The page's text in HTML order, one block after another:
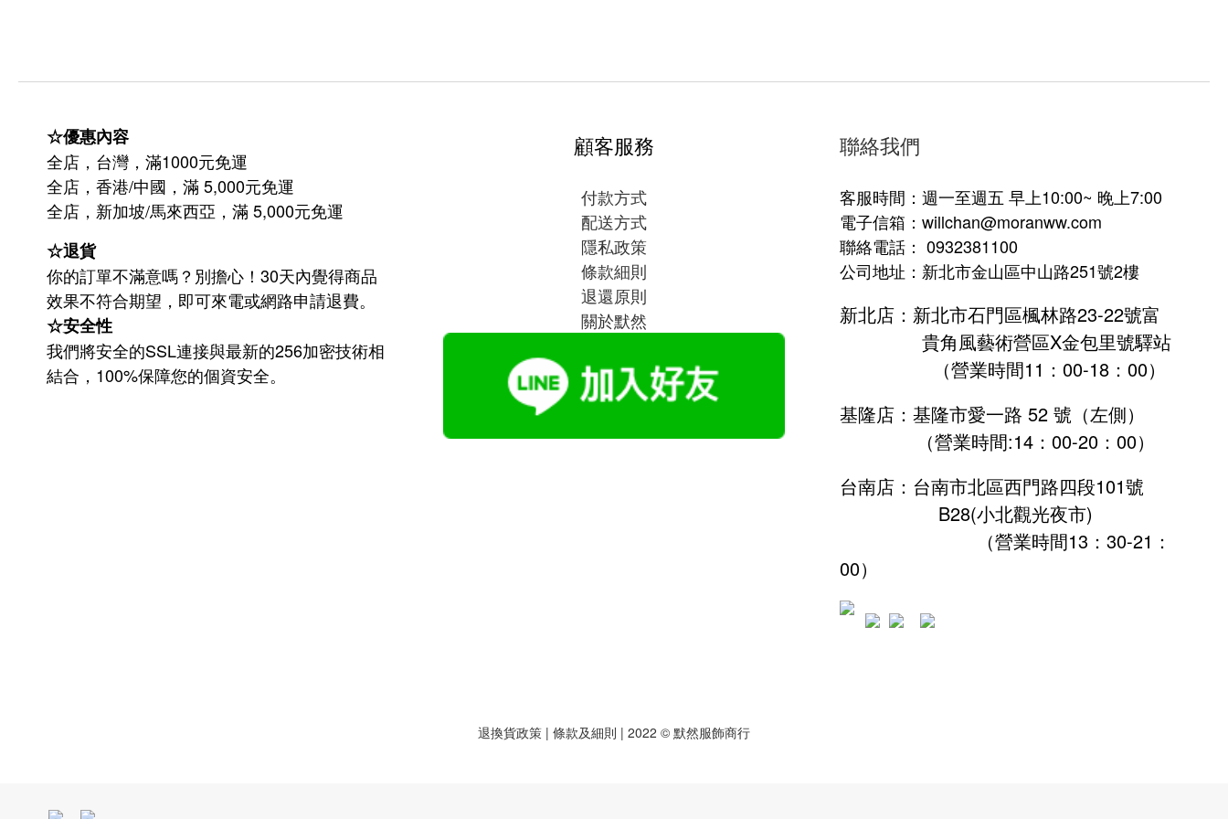
☆優惠內容
全店，台灣，滿1000元免運
全店，香港/中國，滿 5,000元免運
全店，新加坡/馬來西亞，滿 5,000元免運
☆退貨
你的訂單不滿意嗎？別擔心！30天內覺得商品
效果不符合期望，即可來電或網路申請退費。
☆安全性
我們將安全的SSL連接與最新的256加密技術相
結合，100%保障您的個資安全。
顧客服務
付款方式
配送方式
隱私政策
條款細則
退還原則
關於默然
聯絡我們
客服時間：週一至週五 早上10:00~ 晚上7:00
電子信箱：willchan@moranww.com
聯絡電話： 0932381100
公司地址：新北市金山區中山路251號2樓
新北店：新北市石門區楓林路23-22號富
貴角風藝術營區X金包里號驛站
（營業時間11：00-18：00）
基隆店：基隆市愛一路 52 號（左側）
（營業時間:14：00-20：00）
台南店：台南市北區西門路四段101號
B28(小北觀光夜市)
（營業時間13：30-21：
00）
退換貨政策 | 條款及細則 | 2022 © 默然服飾商行